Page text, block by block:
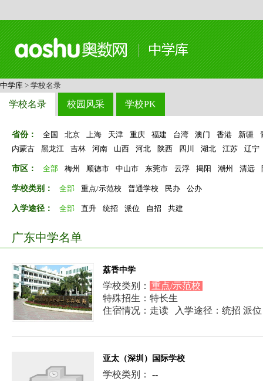
中学库 > 学校名录
学校名录 校园风采 学校PK
省份： 全国 北京 上海 天津 重庆 福建 台湾 澳门 香港 新疆
内蒙古
黑龙江 吉林 河南 山西 河北 陕西 四川 湖北 江苏 辽宁
市区： 全部 梅州 顺德市 中山市 东莞市 云浮 揭阳 潮州 清远
学校类别： 全部 重点/示范校 普通学校 民办 公办
入学途径： 全部 直升 统招 派位 自招 共建
广东中学名单
荔香中学
学校类别： 重点/示范校
特殊招生：特长生
住宿情况：走读
入学途径：统招 派
亚太（深圳）国际学校
学校类别： --